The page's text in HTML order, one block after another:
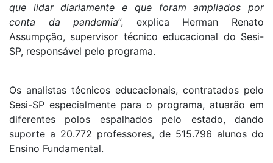
que lidar diariamente e que foram ampliados por
conta da pandemia”, explica Herman Renato
Assumpção, supervisor técnico educacional do Sesi-
SP, responsável pelo programa.
Os analistas técnicos educacionais, contratados pelo
Sesi-SP especialmente para o programa, atuarão em
diferentes polos espalhados pelo estado, dando
suporte a 20.772 professores, de 515.796 alunos do
Ensino Fundamental.